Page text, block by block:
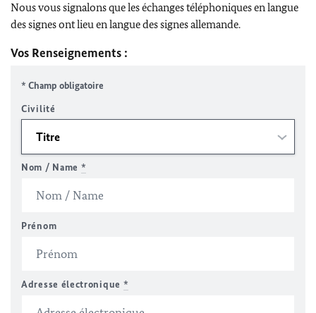
Nous vous signalons que les échanges téléphoniques en langue
des signes ont lieu en langue des signes allemande.
Vos Renseignements :
* Champ obligatoire
Civilité
Nom / Name *
Prénom
Adresse électronique *